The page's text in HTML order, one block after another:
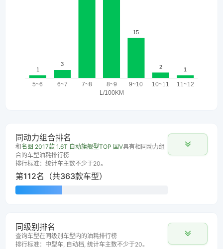
同动力组合排名
和名图 2017款 1.6T 自动旗舰型TOP 国V具有相同动力组
合的车型油耗排行榜
排行标准：统计车主数不少于20。
第112名（共363款车型）
同级别排名
查询车型在同级别车型内的油耗排行榜
排行标准：中型车, 自动档, 统计车主数不少于20。